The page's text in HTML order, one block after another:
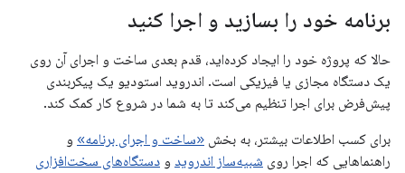
برنامه خود را بسازید و اجرا کنید
حالا که پروژه خود را ایجاد کرده‌اید، قدم بعدی ساخت و اجرای آن روی
یک دستگاه مجازی یا فیزیکی است. اندروید استودیو یک پیکربندی
پیش‌فرض برای اجرا تنظیم می‌کند تا به شما در شروع کار کمک کند.
برای کسب اطلاعات بیشتر، به بخش «ساخت و اجرای برنامه» و
راهنماهایی که اجرا روی شبیه‌ساز اندروید و دستگاه‌های سخت‌افزاری